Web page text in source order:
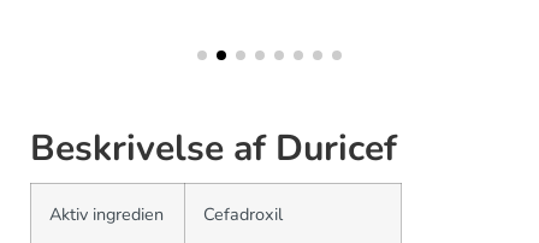
Beskrivelse af Duricef
Aktiv ingredien Cefadroxil